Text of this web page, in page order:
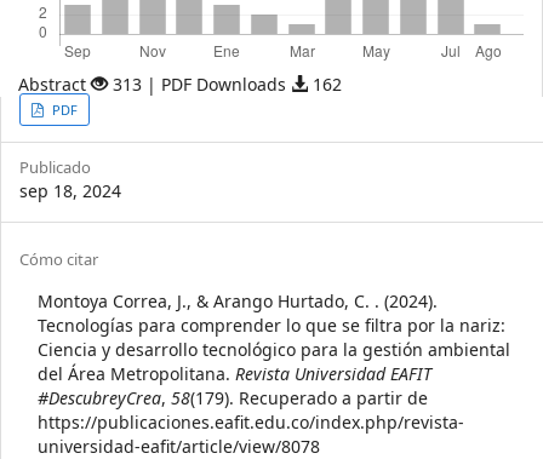
Abstract 313 | PDF Downloads 162
Article
Sidebar
PDF
Publicado
sep 18, 2024
Article
Details
Cómo citar
Montoya Corre​a​, J., & Arango Hurtado, C. . (2024).
Tecnologías para comprender lo que se filtra por la nariz:
Ciencia y desarrollo tecnológico para la gestión ambiental
del Área Metropolitana. Revista Universidad EAFIT
#DescubreyCrea, 58(179). Recuperado a partir de
https://publicaciones.eafit.edu.co/index.php/revista-
universidad-eafit/article/view/8078